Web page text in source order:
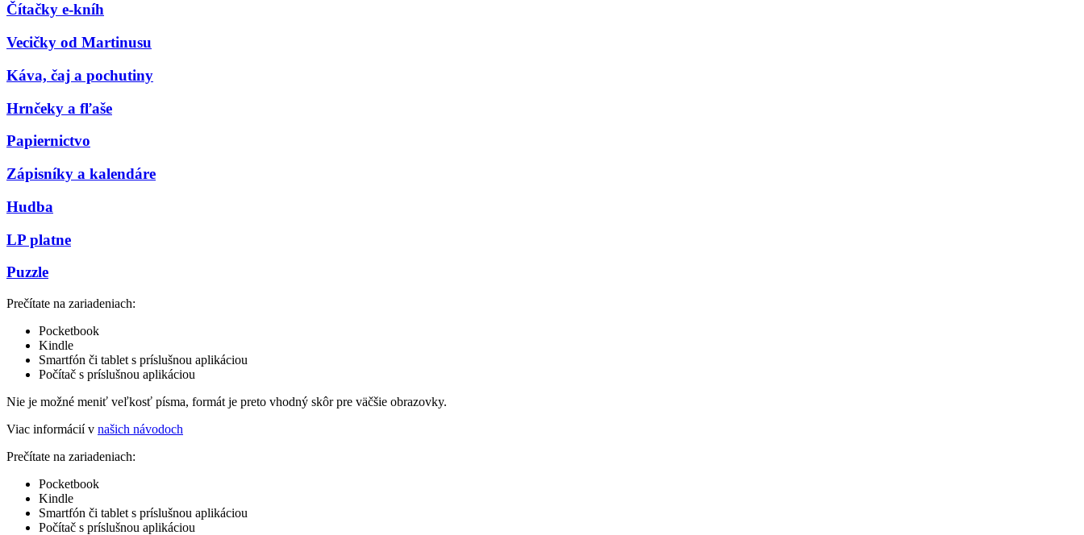
Čítačky e-kníh
Vecičky od Martinusu
Káva, čaj a pochutiny
Hrnčeky a fľaše
Papiernictvo
Zápisníky a kalendáre
Hudba
LP platne
Puzzle
Prečítate na zariadeniach:
Pocketbook
Kindle
Smartfón či tablet s príslušnou aplikáciou
Počítač s príslušnou aplikáciou
Nie je možné meniť veľkosť písma, formát je preto vhodný skôr pre väčšie obrazovky.
Viac informácií v našich návodoch
Prečítate na zariadeniach:
Pocketbook
Kindle
Smartfón či tablet s príslušnou aplikáciou
Počítač s príslušnou aplikáciou